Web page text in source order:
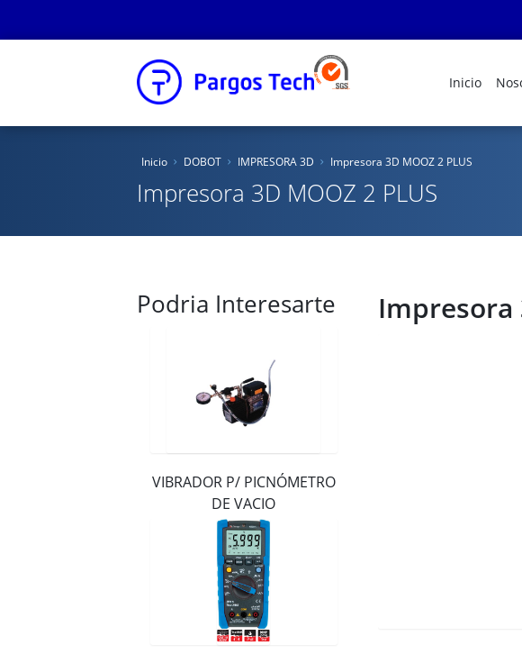
Inicio
Novedades
Distribuidores
Inicio DOBOT IMPRESORA 3D Impresora 3D MOOZ 2 PLUS
Impresora 3D MOOZ 2 PLUS
Podria Interesarte
VIBRADOR P/ PICNÓMETRO
DE VACIO
Impresora